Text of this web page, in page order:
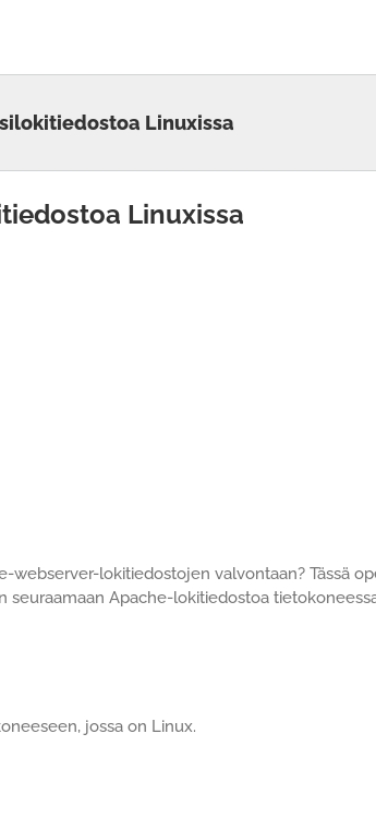
Linuxissa
Linuxissa
webserver-lokitiedostojen valvontaan? Tässä
Apache-lokitiedostoa
jossa on Linux.